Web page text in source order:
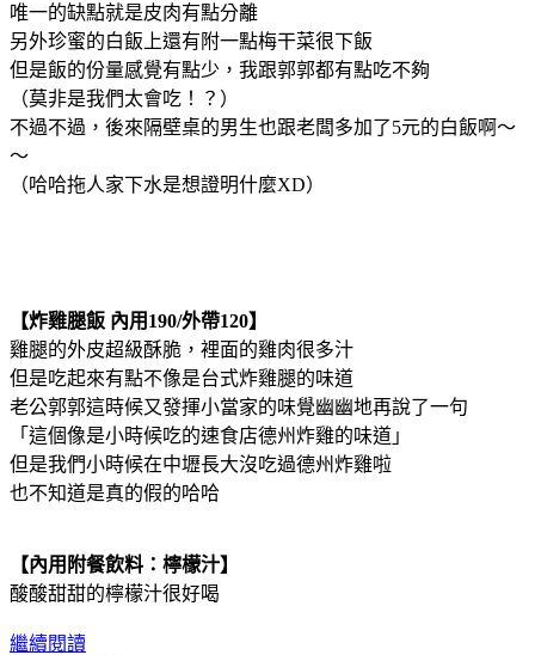
唯一的缺點就是皮肉有點分離
另外珍蜜的白飯上還有附一點梅干菜很下飯
但是飯的份量感覺有點少，我跟郭郭都有點吃不夠
（莫非是我們太會吃！？）
不過不過，後來隔壁桌的男生也跟老闆多加了5元的白飯啊～
～
（哈哈拖人家下水是想證明什麼XD）
【炸雞腿飯 內用190/外帶120】
雞腿的外皮超級酥脆，裡面的雞肉很多汁
但是吃起來有點不像是台式炸雞腿的味道
老公郭郭這時候又發揮小當家的味覺幽幽地再說了一句
「這個像是小時候吃的速食店德州炸雞的味道」
但是我們小時候在中壢長大沒吃過德州炸雞啦
也不知道是真的假的哈哈
【內用附餐飲料：檸檬汁】
酸酸甜甜的檸檬汁很好喝
繼續閱讀